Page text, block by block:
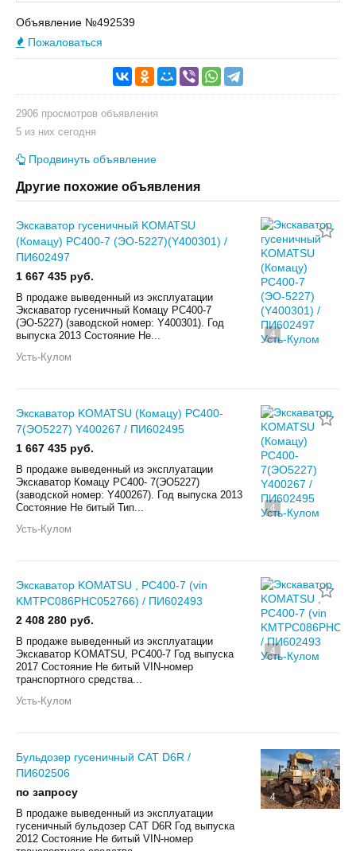
Объявление №492539
Пожаловаться
2906 просмотров объявления
5 из них сегодня
Продвинуть объявление
Другие похожие объявления
4
Экскаватор гусеничный KOMATSU
(Комацу) РС400-7 (ЭО-5227)(Y400301) /
ПИ602497
1 667 435 руб.
В продаже выведенный из эксплуатации
Экскаватор гусеничный Комацу РС400-7
(ЭО-5227) (заводской номер: Y400301). Год
выпуска 2013 Состояние Не...
Усть-Кулом
4
Экскаватор KOMATSU (Комацу) РС400-
7(ЭО5227) Y400267 / ПИ602495
1 667 435 руб.
В продаже выведенный из эксплуатации
Экскаватор Комацу РС400- 7(ЭО5227)
(заводской номер: Y400267). Год выпуска 2013
Состояние Не битый Тип...
Усть-Кулом
4
Экскаватор KOMATSU , PC400-7 (vin
KMTPC086PHC052766) / ПИ602493
2 408 280 руб.
В продаже выведенный из эксплуатации
Экскаватор KOMATSU, PC400-7 Год выпуска
2017 Состояние Не битый VIN-номер
транспортного средства...
Усть-Кулом
4
Бульдозер гусеничный CAT D6R /
ПИ602506
по запросу
В продаже выведенный из эксплуатации
гусеничный бульдозер CAT D6R Год выпуска
2012 Состояние Не битый VIN-номер